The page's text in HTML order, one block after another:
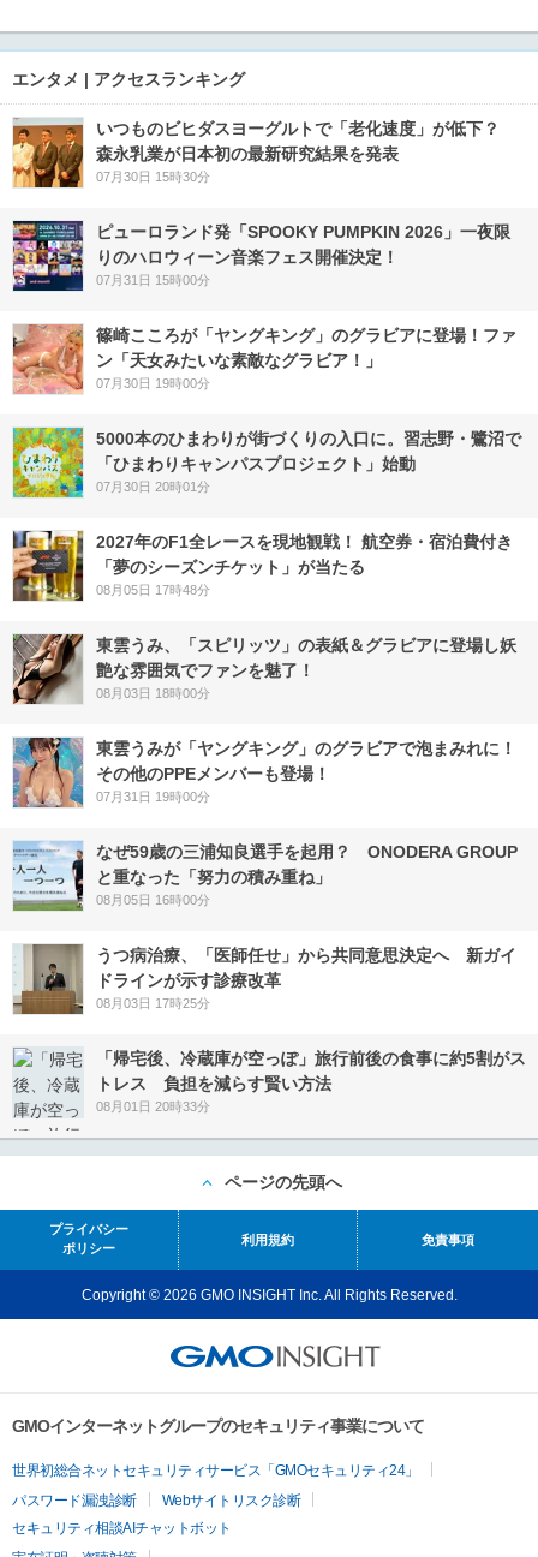
エンタメ | アクセスランキング
いつものビヒダスヨーグルトで「老化速度」が低下？
森永乳業が日本初の最新研究結果を発表
07月30日 15時30分
ピューロランド発「SPOOKY PUMPKIN 2026」一夜限
りのハロウィーン音楽フェス開催決定！
07月31日 15時00分
篠崎こころが「ヤングキング」のグラビアに登場！ファ
ン「天女みたいな素敵なグラビア！」
07月30日 19時00分
5000本のひまわりが街づくりの入口に。習志野・鷺沼で
「ひまわりキャンパスプロジェクト」始動
07月30日 20時01分
2027年のF1全レースを現地観戦！ 航空券・宿泊費付き
「夢のシーズンチケット」が当たる
08月05日 17時48分
東雲うみ、「スピリッツ」の表紙＆グラビアに登場し妖
艶な雰囲気でファンを魅了！
08月03日 18時00分
東雲うみが「ヤングキング」のグラビアで泡まみれに！
その他のPPEメンバーも登場！
07月31日 19時00分
なぜ59歳の三浦知良選手を起用？ ONODERA GROUP
と重なった「努力の積み重ね」
08月05日 16時00分
うつ病治療、「医師任せ」から共同意思決定へ 新ガイ
ドラインが示す診療改革
08月03日 17時25分
「帰宅後、冷蔵庫が空っぽ」旅行前後の食事に約5割がス
トレス 負担を減らす賢い方法
08月01日 20時33分
ページの先頭へ
プライバシー
ポリシー
利用規約 免責事項
Copyright © 2026 GMO INSIGHT Inc. All Rights Reserved.
GMOインターネットグループのセキュリティ事業について
世界初総合ネットセキュリティサービス「GMOセキュリティ24」
パスワード漏洩診断
Webサイトリスク診断
セキュリティ相談AIチャットボット